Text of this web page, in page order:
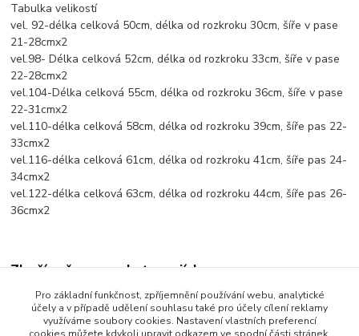
Tabulka velikostí
vel. 92-délka celková 50cm, délka od rozkroku 30cm, šíře v pase
21-28cmx2
vel.98- Délka celková 52cm, délka od rozkroku 33cm, šíře v pase
22-28cmx2
vel.104-Délka celková 55cm, délka od rozkroku 36cm, šíře v pase
22-31cmx2
vel.110-délka celková 58cm, délka od rozkroku 39cm, šíře pas 22-
33cmx2
vel.116-délka celková 61cm, délka od rozkroku 41cm, šíře pas 24-
34cmx2
vel.122-délka celková 63cm, délka od rozkroku 44cm, šíře pas 26-
36cmx2
Zboží zařazeno v kategoriích
Dětské oblečení
Dětské kalhoty
Pro základní funkčnost, zpříjemnění používání webu, analytické
účely a v případě udělení souhlasu také pro účely cílení reklamy
využíváme soubory cookies. Nastavení vlastních preferencí